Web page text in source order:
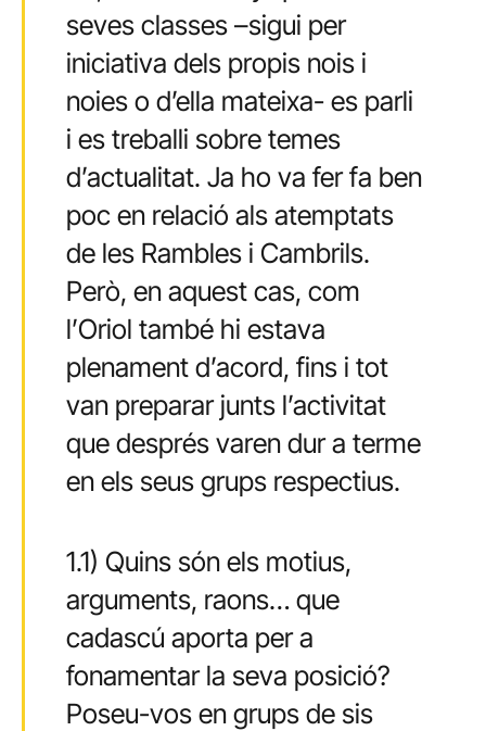
seves classes –sigui per
iniciativa dels propis nois i
noies o d’ella mateixa- es parli
i es treballi sobre temes
d’actualitat. Ja ho va fer fa ben
poc en relació als atemptats
de les Rambles i Cambrils.
Però, en aquest cas, com
l’Oriol també hi estava
plenament d’acord, fins i tot
van preparar junts l’activitat
que després varen dur a terme
en els seus grups respectius.
1.1) Quins són els motius,
arguments, raons… que
cadascú aporta per a
fonamentar la seva posició?
Poseu-vos en grups de sis